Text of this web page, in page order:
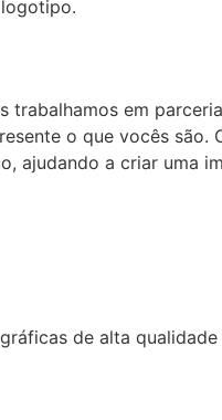
em
o que vocês são.
ajudando a criar uma
de alta